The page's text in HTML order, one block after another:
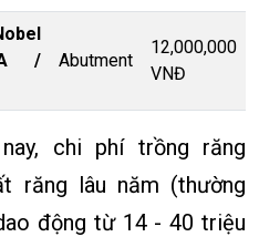
/
Abutment
12,000,000
VNĐ
chi phí trồng răng
răng lâu năm (thường
động từ 14 - 40 triệu